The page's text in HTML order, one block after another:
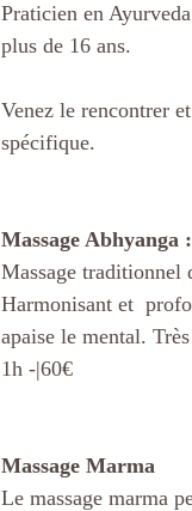
Praticien en
plus de 16 ans.
Venez le rencontrer
spécifique.
Massage Abhyanga :
Massage traditionnel
Harmonisant et
apaise le mental.
1h -|60€
Massage Marma
Le massage marma